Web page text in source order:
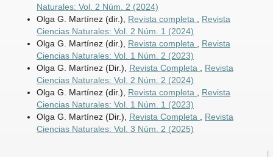
Naturales: Vol. 2 Núm. 2 (2024)
Olga G. Martínez (dir.), Revista completa
Revista
Ciencias Naturales: Vol. 2 Núm. 1 (2024)
Olga G. Martínez (dir.), Revista completa
Revista
Ciencias Naturales: Vol. 1 Núm. 2 (2023)
Olga G. Martínez (Dir.), Revista Completa
Revista
Ciencias Naturales: Vol. 2 Núm. 2 (2024)
Olga G. Martínez (dir.), Revista completa
Revista
Ciencias Naturales: Vol. 1 Núm. 1 (2023)
Olga G. Martínez (Dir.), Revista Completa
Revista
Ciencias Naturales: Vol. 3 Núm. 2 (2025)